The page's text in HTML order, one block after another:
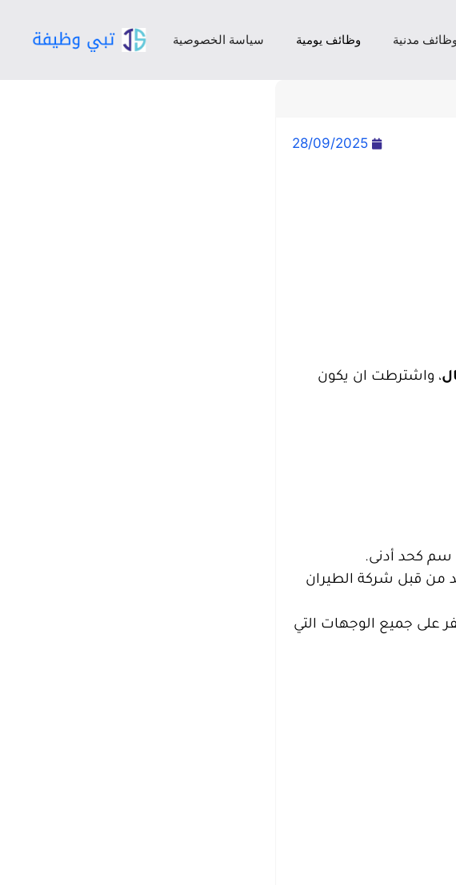
وظائف مدنية وظائف يومية سياسة الخصوصية
28/09/2025
، واشترطت ان يكون
من قبل شركة الطيران
على جميع الوجهات التي